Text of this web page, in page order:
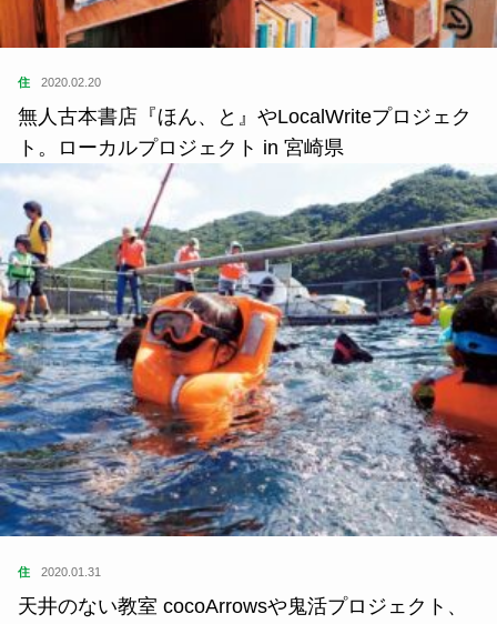
住 2020.02.20
無人古本書店『ほん、と』やLocalWriteプロジェク
ト。ローカルプロジェクト in 宮崎県
住 2020.01.31
天井のない教室 cocoArrowsや鬼活プロジェクト、